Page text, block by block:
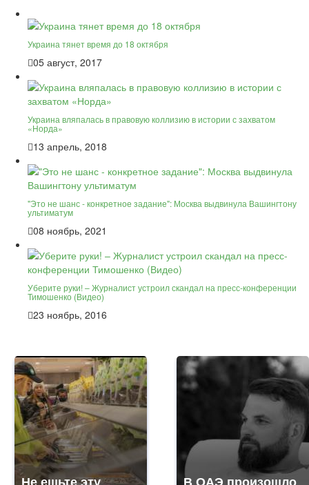
Украина тянет время до 18 октября
05 август, 2017
Украина вляпалась в правовую коллизию в истории с захватом
«Норда»
13 апрель, 2018
"Это не шанс - конкретное задание": Москва выдвинула Вашингтону
ультиматум
08 ноябрь, 2021
Уберите руки! – Журналист устроил скандал на пресс-конференции
Тимошенко (Видео)
23 ноябрь, 2016